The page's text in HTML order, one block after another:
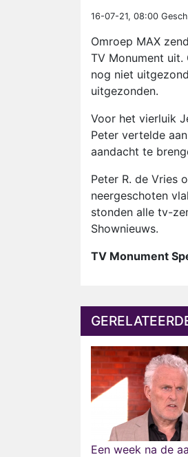
16-07-21, 08:00
Omroep MAX
TV Monument
nog niet
uitgezonden.
Voor het vierluik
Peter vertelde
aandacht te
Peter R. de Vries
neergeschoten
stonden alle tv-
Shownieuws.
TV Monument
Een week na de